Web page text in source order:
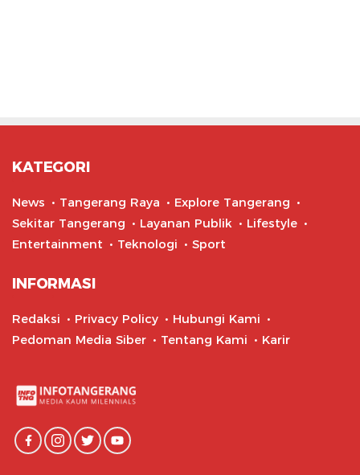
KATEGORI
News Tangerang Raya
Explore Tangerang
Sekitar Tangerang
Layanan Publik
Lifestyle
Entertainment
Teknologi Sport
INFORMASI
Redaksi Privacy Policy
Hubungi Kami
Pedoman Media Siber
Tentang Kami Karir